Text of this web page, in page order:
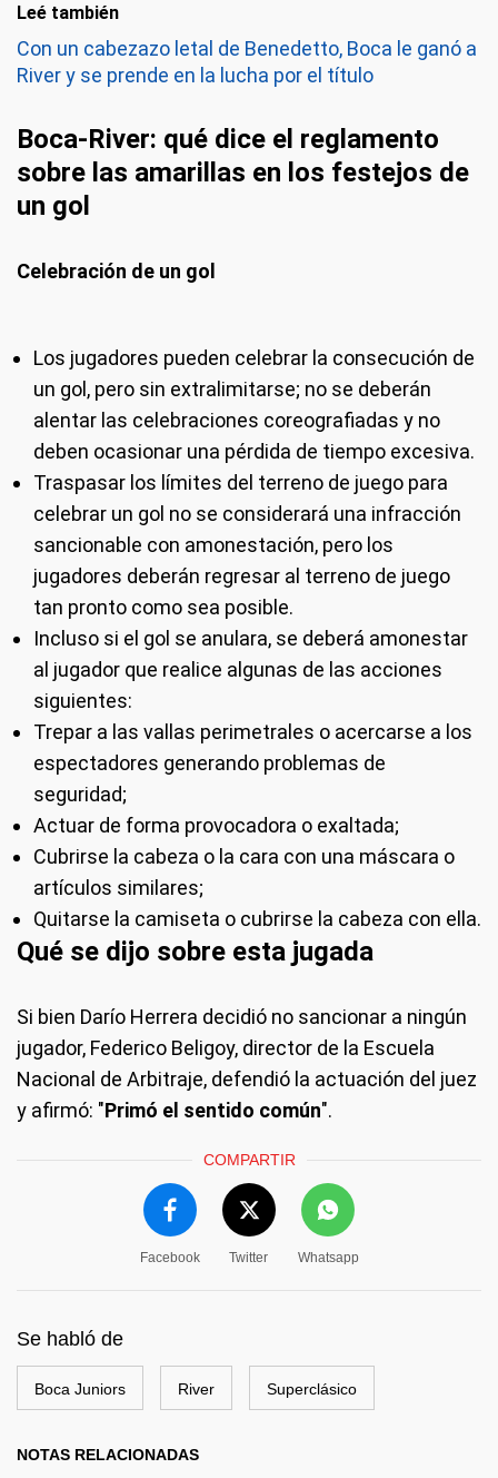
Leé también
Con un cabezazo letal de Benedetto, Boca le ganó a
River y se prende en la lucha por el título
Boca-River: qué dice el reglamento
sobre las amarillas en los festejos de
un gol
Celebración de un gol
Los jugadores pueden celebrar la consecución de
un gol, pero sin extralimitarse; no se deberán
alentar las celebraciones coreografiadas y no
deben ocasionar una pérdida de tiempo excesiva.
Traspasar los límites del terreno de juego para
celebrar un gol no se considerará una infracción
sancionable con amonestación, pero los
jugadores deberán regresar al terreno de juego
tan pronto como sea posible.
Incluso si el gol se anulara, se deberá amonestar
al jugador que realice algunas de las acciones
siguientes:
Trepar a las vallas perimetrales o acercarse a los
espectadores generando problemas de
seguridad;
Actuar de forma provocadora o exaltada;
Cubrirse la cabeza o la cara con una máscara o
artículos similares;
Quitarse la camiseta o cubrirse la cabeza con ella.
Qué se dijo sobre esta jugada
Si bien Darío Herrera decidió no sancionar a ningún
jugador, Federico Beligoy, director de la Escuela
Nacional de Arbitraje, defendió la actuación del juez
y afirmó: "Primó el sentido común".
COMPARTIR
Facebook Twitter Whatsapp
Se habló de
Boca Juniors River Superclásico
NOTAS RELACIONADAS